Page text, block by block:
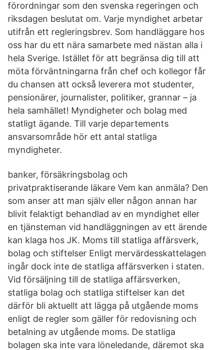
förordningar som den svenska regeringen och
riksdagen beslutat om. Varje myndighet arbetar
utifrån ett regleringsbrev. Som handläggare hos
oss har du ett nära samarbete med nästan alla i
hela Sverige. Istället för att begränsa dig till att
möta förväntningarna från chef och kollegor får
du chansen att också leverera mot studenter,
pensionärer, journalister, politiker, grannar – ja
hela samhället! Myndigheter och bolag med
statligt ägande. Till varje departements
ansvarsområde hör ett antal statliga
myndigheter.
banker, försäkringsbolag och
privatpraktiserande läkare Vem kan anmäla? Den
som anser att man själv eller någon annan har
blivit felaktigt behandlad av en myndighet eller
en tjänsteman vid handläggningen av ett ärende
kan klaga hos JK. Moms till statliga affärsverk,
bolag och stiftelser Enligt mervärdesskattelagen
ingår dock inte de statliga affärsverken i staten.
Vid försäljning till de statliga affärsverken,
statliga bolag och statliga stiftelser kan det
därför bli aktuellt att lägga på utgående moms
enligt de regler som gäller för redovisning och
betalning av utgående moms. De statliga
bolagen ska inte vara löneledande, däremot ska